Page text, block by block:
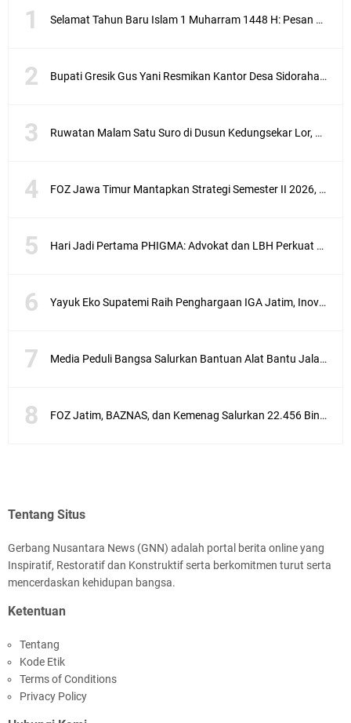
Selamat Tahun Baru Islam 1 Muharram 1448 H: Pesan Hijrah Drs. H. Husnul Aqib, M.M. untuk Negeri
Bupati Gresik Gus Yani Resmikan Kantor Desa Sidoraharjo: Simbol Komitmen Pelayanan Publik dan Kepedulian Sosial
Ruwatan Malam Satu Suro di Dusun Kedungsekar Lor, Tradisi Luhur yang Terus Istiqomah
FOZ Jawa Timur Mantapkan Strategi Semester II 2026, Fokus pada Penguatan SDM Amil dan Kolaborasi BerdampakNarasi
Hari Jadi Pertama PHIGMA: Advokat dan LBH Perkuat Soliditas di Jakarta
Yayuk Eko Supatemi Raih Penghargaan IGA Jatim, Inovasi Wayang Kulit untuk Anak Berkebutuhan Khusus
Media Peduli Bangsa Salurkan Bantuan Alat Bantu Jalan untuk Lansia
FOZ Jatim, BAZNAS, dan Kemenag Salurkan 22.456 Bingkisan Lebaran Yatim Serentak di Berbagai Daerah di Jawa Timur
Tentang Situs
Gerbang Nusantara News (GNN) adalah portal berita online yang
Inspiratif, Restoratif dan Konstruktif serta berkomitmen turut serta
mencerdaskan kehidupan bangsa.
Ketentuan
Tentang
Kode Etik
Terms of Conditions
Privacy Policy